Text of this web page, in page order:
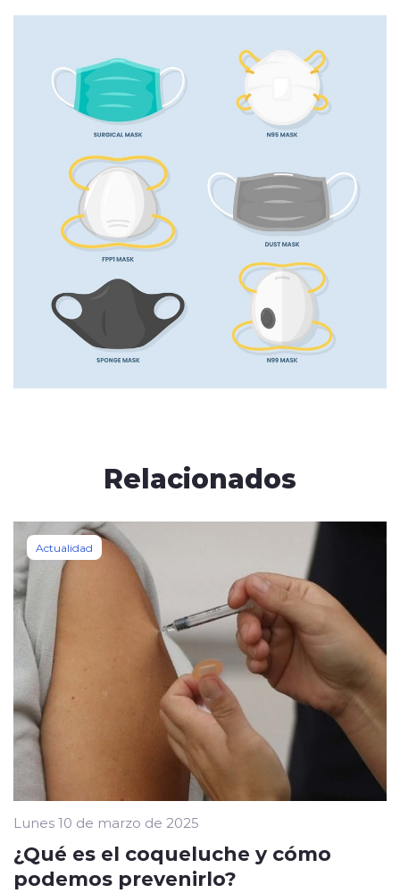
Relacionados
Actualidad
Lunes 10 de marzo de 2025
¿Qué es el coqueluche y cómo
podemos prevenirlo?